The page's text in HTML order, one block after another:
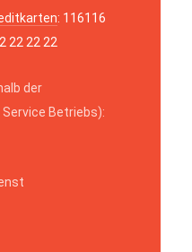
: 116116
22 22 22
der
Betriebs):